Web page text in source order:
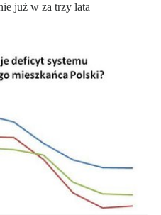
już w za trzy lata